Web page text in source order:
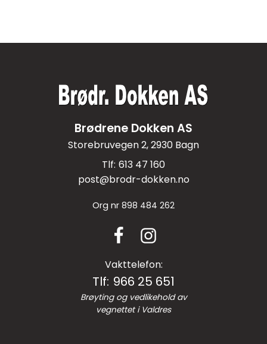
Brødrene Dokken AS
Storebruvegen 2, 2930 Bagn
613 47 160
post@brodr-dokken.no
Org nr 898 484 262
Vakttelefon:
966 25 651
Brøyting og vedlikehold av
vegnettet i Valdres